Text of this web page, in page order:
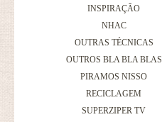
INSPIRAÇÃO
NHAC
OUTRAS TÉCNICAS
OUTROS BLA BLA BLAS
PIRAMOS NISSO
RECICLAGEM
SUPERZIPER TV